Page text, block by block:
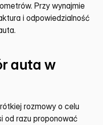
Przy wynajmie
i odpowiedzialność
auta w
rozmowy o celu
od razu proponować